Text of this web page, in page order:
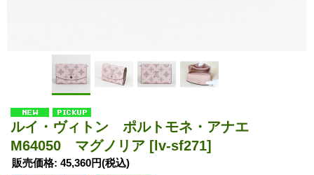
ルイ・ヴィトン ポルトモネ・アナエ
M64050 マグノリア [lv-sf271]
販売価格: 45,360円(税込)